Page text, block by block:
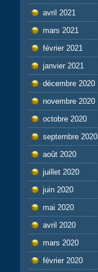
avril 2021
mars 2021
février 2021
janvier 2021
décembre 2020
novembre 2020
octobre 2020
septembre 2020
août 2020
juillet 2020
juin 2020
mai 2020
avril 2020
mars 2020
février 2020